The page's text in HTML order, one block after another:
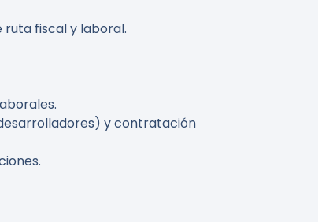
ruta fiscal y laboral.
y contratación